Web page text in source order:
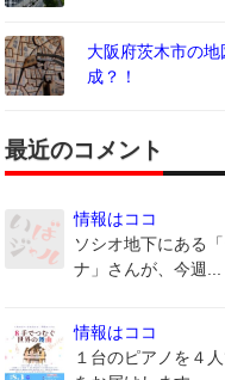
大阪府茨木市の
成？！
最近のコメント
情報はココ
ソシオ地下にある
ナ」さんが、今週...
情報はココ
１台のピアノを４